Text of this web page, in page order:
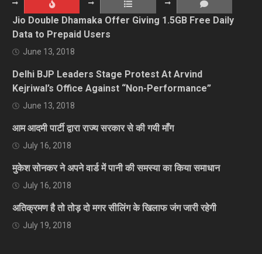
Jio Double Dhamaka Offer Giving 1.5GB Free Daily
Data to Prepaid Users
June 13, 2018
Delhi BJP Leaders Stage Protest At Arvind
Kejriwal’s Office Against “Non-Performance”
June 13, 2018
आम आदमी पार्टी द्वारा राज्य सरकार से की गयी माँग
July 16, 2018
मुकेश सोनकर ने अपने वार्ड में पानी की समस्या का किया समाधान
July 16, 2018
अतिक्रमण है तो तोड़ दो मगर सीलिंग के खिलाफ जंग जारी रहेगी
July 19, 2018